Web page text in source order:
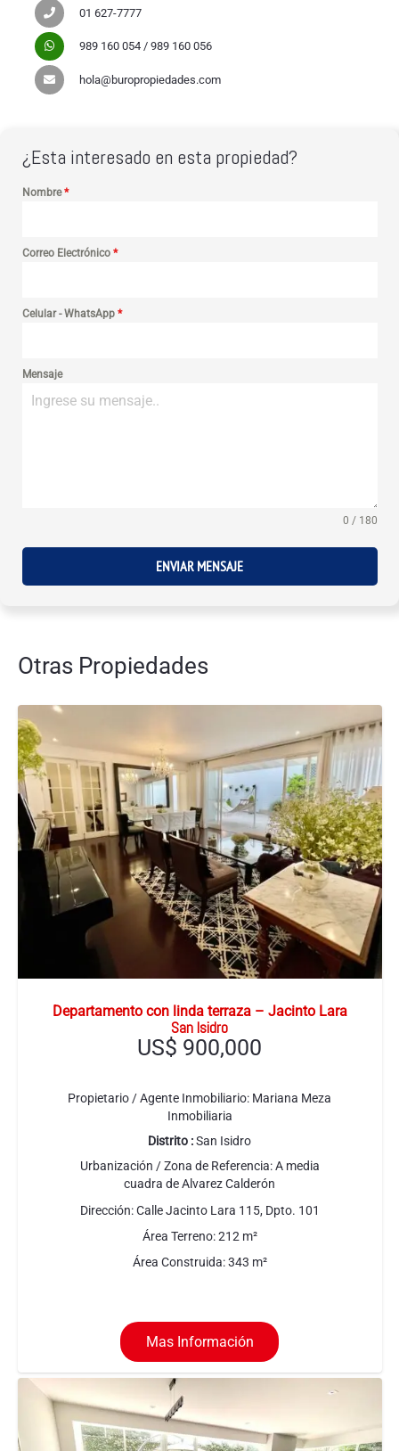
01 627-7777
989 160 054 / 989 160 056
hola@buropropiedades.com
¿Esta interesado en esta propiedad?
Nombre*
Correo Electrónico *
Celular - WhatsApp *
Mensaje
0 / 180
ENVIAR MENSAJE
Otras Propiedades
Departamento con linda terraza – Jacinto Lara
San Isidro
US$ 900,000
Propietario / Agente Inmobiliario: Mariana Meza
Inmobiliaria
Distrito :San Isidro
Urbanización / Zona de Referencia:A media
cuadra de Alvarez Calderón
Dirección:Calle Jacinto Lara 115, Dpto. 101
Área Terreno:212 m²
Área Construida:343 m²
Mas Información